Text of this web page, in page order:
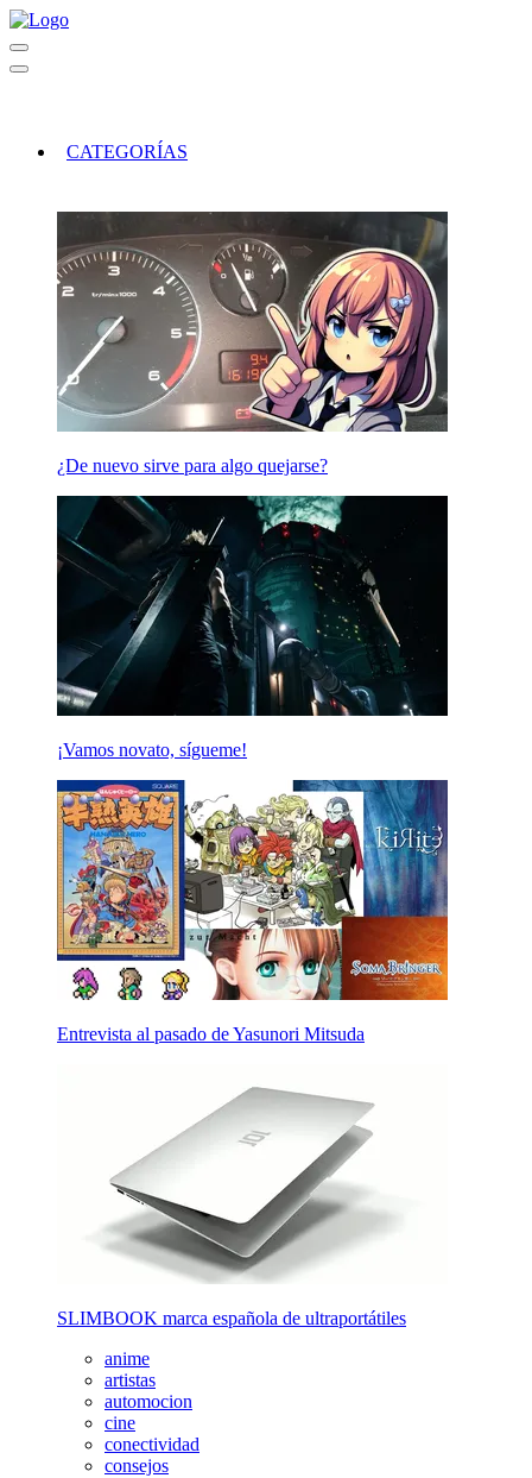
CATEGORÍAS
¿De nuevo sirve para algo quejarse?
¡Vamos novato, sígueme!
Entrevista al pasado de Yasunori Mitsuda
SLIMBOOK marca española de ultraportátiles
anime
artistas
automocion
cine
conectividad
consejos